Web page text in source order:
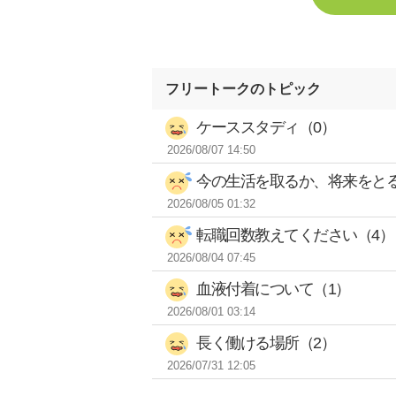
フリートークのトピック
ケーススタディ（0）
2026/08/07 14:50
今の生活を取るか、将来をと
2026/08/05 01:32
転職回数教えてください（4）
2026/08/04 07:45
血液付着について（1）
2026/08/01 03:14
長く働ける場所（2）
2026/07/31 12:05